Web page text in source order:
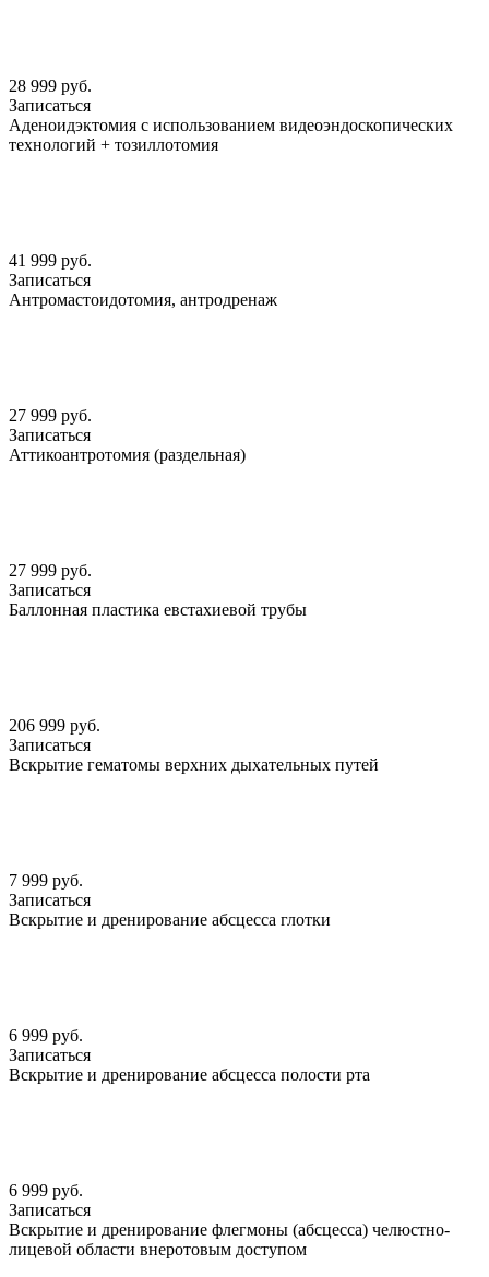
28 999 руб.
Записаться
Аденоидэктомия с использованием видеоэндоскопических
технологий + тозиллотомия
41 999 руб.
Записаться
Антромастоидотомия, антродренаж
27 999 руб.
Записаться
Аттикоантротомия (раздельная)
27 999 руб.
Записаться
Баллонная пластика евстахиевой трубы
206 999 руб.
Записаться
Вскрытие гематомы верхних дыхательных путей
7 999 руб.
Записаться
Вскрытие и дренирование абсцесса глотки
6 999 руб.
Записаться
Вскрытие и дренирование абсцесса полости рта
6 999 руб.
Записаться
Вскрытие и дренирование флегмоны (абсцесса) челюстно-
лицевой области внеротовым доступом